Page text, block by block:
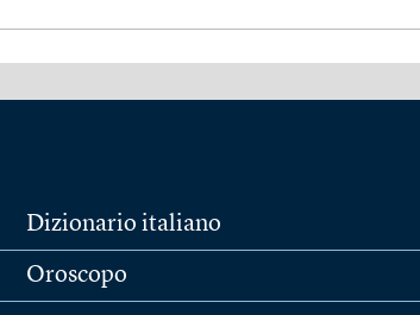
Dizionario italiano
Oroscopo